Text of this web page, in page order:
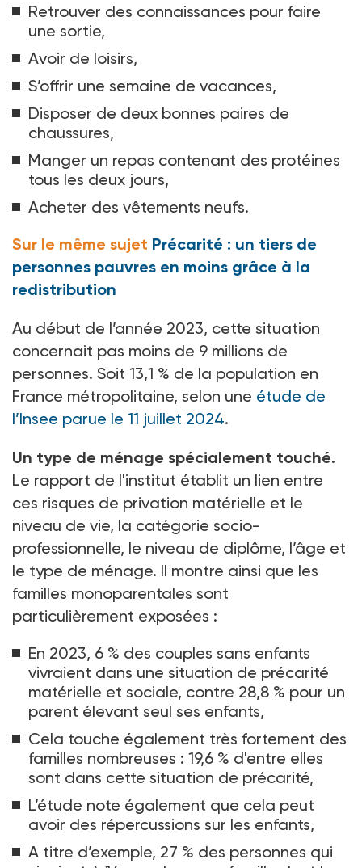
Retrouver des connaissances pour faire
une sortie,
Avoir de loisirs,
S’offrir une semaine de vacances,
Disposer de deux bonnes paires de
chaussures,
Manger un repas contenant des protéines
tous les deux jours,
Acheter des vêtements neufs.
Sur le même sujet Précarité : un tiers de
personnes pauvres en moins grâce à la
redistribution
Au début de l’année 2023, cette situation
concernait pas moins de 9 millions de
personnes. Soit 13,1 % de la population en
France métropolitaine, selon une étude de
l’Insee parue le 11 juillet 2024.
Un type de ménage spécialement touché.
Le rapport de l'institut établit un lien entre
ces risques de privation matérielle et le
niveau de vie, la catégorie socio-
professionnelle, le niveau de diplôme, l’âge et
le type de ménage. Il montre ainsi que les
familles monoparentales sont
particulièrement exposées :
En 2023, 6 % des couples sans enfants
vivraient dans une situation de précarité
matérielle et sociale, contre 28,8 % pour un
parent élevant seul ses enfants,
Cela touche également très fortement des
familles nombreuses : 19,6 % d'entre elles
sont dans cette situation de précarité,
L’étude note également que cela peut
avoir des répercussions sur les enfants,
A titre d’exemple, 27 % des personnes qui